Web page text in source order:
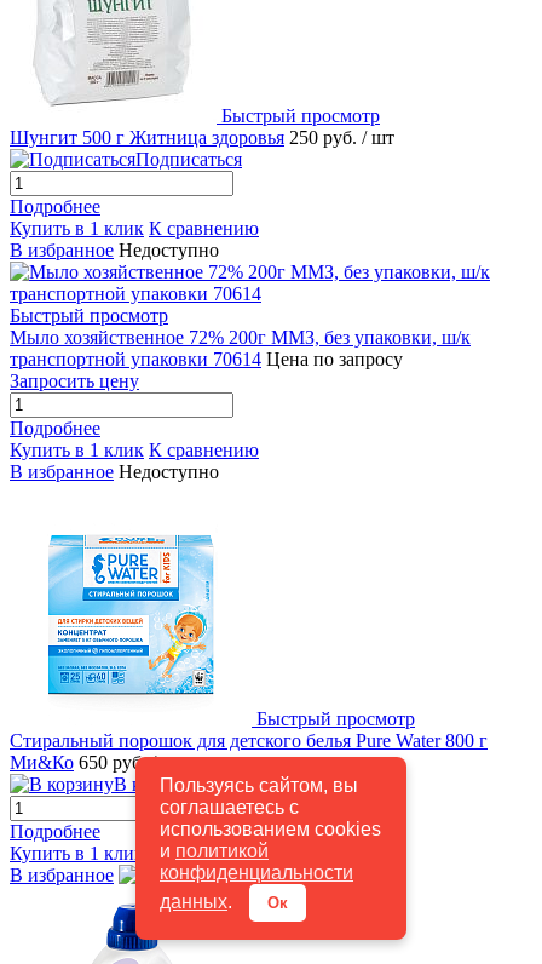
Пользуясь сайтом, вы
соглашаетесь с
использованием cookies
и политикой
конфиденциальности
данных. Ок
Быстрый просмотр
Шунгит 500 г Житница здоровья 250 руб. / шт
Подписаться
Подробнее
Купить в 1 клик К сравнению
В избранное Недоступно
Быстрый просмотр
Мыло хозяйственное 72% 200г ММЗ, без упаковки, ш/к
транспортной упаковки 70614 Цена по запросу
Запросить цену
Подробнее
Купить в 1 клик К сравнению
В избранное Недоступно
Быстрый просмотр
Стиральный порошок для детского белья Pure Water 800 г
Ми&Ко 650 руб./ шт
В корзину
Подробнее
Купить в 1 клик
К сравнению
В избранное
В наличии